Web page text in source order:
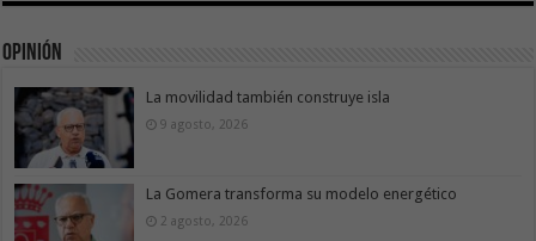
Opinión
La movilidad también construye isla
9 agosto, 2026
La Gomera transforma su modelo energético
2 agosto, 2026